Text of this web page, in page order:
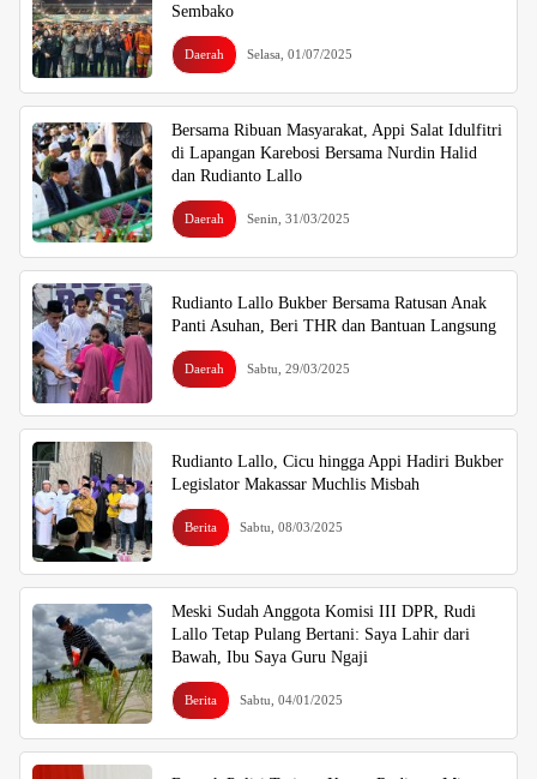
Sembako
Daerah Selasa, 01/07/2025
Bersama Ribuan Masyarakat, Appi Salat Idulfitri
di Lapangan Karebosi Bersama Nurdin Halid
dan Rudianto Lallo
Daerah Senin, 31/03/2025
Rudianto Lallo Bukber Bersama Ratusan Anak
Panti Asuhan, Beri THR dan Bantuan Langsung
Daerah Sabtu, 29/03/2025
Rudianto Lallo, Cicu hingga Appi Hadiri Bukber
Legislator Makassar Muchlis Misbah
Berita Sabtu, 08/03/2025
Meski Sudah Anggota Komisi III DPR, Rudi
Lallo Tetap Pulang Bertani: Saya Lahir dari
Bawah, Ibu Saya Guru Ngaji
Berita Sabtu, 04/01/2025